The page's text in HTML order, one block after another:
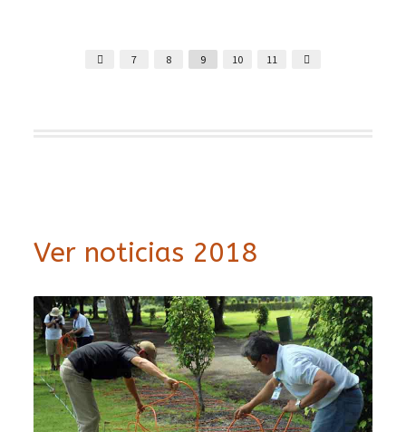
7 8 9 10 11
Ver noticias 2018